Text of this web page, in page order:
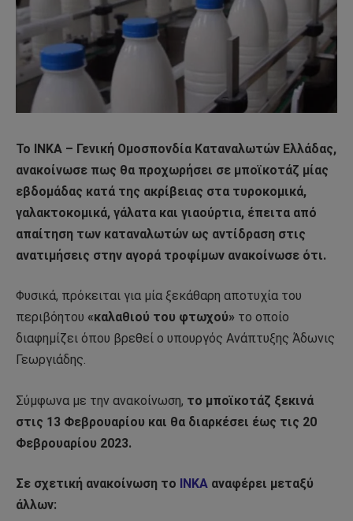
Το ΙΝΚΑ – Γενική Ομοσπονδία Καταναλωτών Ελλάδας,
ανακοίνωσε πως θα προχωρήσει σε μποϊκοτάζ μίας
εβδομάδας κατά της ακρίβειας στα τυροκομικά,
γαλακτοκομικά, γάλατα και γιαούρτια, έπειτα από
απαίτηση των καταναλωτών ως αντίδραση στις
ανατιμήσεις στην αγορά τροφίμων ανακοίνωσε ότι.
Φυσικά, πρόκειται για μία ξεκάθαρη αποτυχία του
περιβόητου «καλαθιού του φτωχού» το οποίο
διαφημίζει όπου βρεθεί ο υπουργός Ανάπτυξης Άδωνις
Γεωργιάδης.
Σύμφωνα με την ανακοίνωση, το μποϊκοτάζ ξεκινά
στις 13 Φεβρουαρίου και θα διαρκέσει έως τις 20
Φεβρουαρίου 2023.
Σε σχετική ανακοίνωση το ΙΝΚΑ αναφέρει μεταξύ
άλλων: